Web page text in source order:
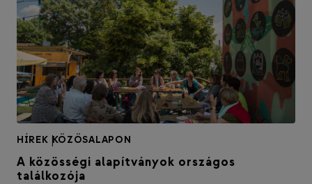
HÍREK |
KÖZÖSALAPON
A közösségi alapítványok országos
találkozója